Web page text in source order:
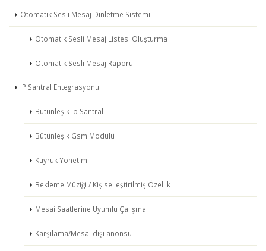
Otomatik Sesli Mesaj Dinletme Sistemi
Otomatik Sesli Mesaj Listesi Oluşturma
Otomatik Sesli Mesaj Raporu
IP Santral Entegrasyonu
Bütünleşik Ip Santral
Bütünleşik Gsm Modülü
Kuyruk Yönetimi
Bekleme Müziği / Kişiselleştirilmiş Özellik
Mesai Saatlerine Uyumlu Çalışma
Karşılama/Mesai dışı anonsu